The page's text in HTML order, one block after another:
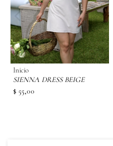
Inicio
SIENNA DRESS BEIGE
$ 55,00